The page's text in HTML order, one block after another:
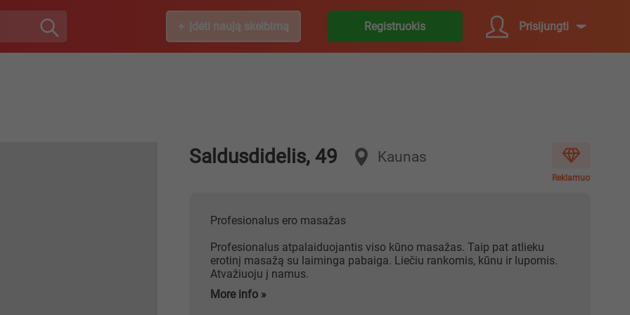
Įdėti naują skelbimą Registruokis Prisijungti
Saldusdidelis, 49 Kaunas
Reklamuoti
Profesionalus ero masažas
Profesionalus atpalaiduojantis viso kūno masažas. Taip pat atlieku
erotinį masažą su laiminga pabaiga. Liečiu rankomis, kūnu ir lupomis.
Atvažiuoju į namus.
More info »